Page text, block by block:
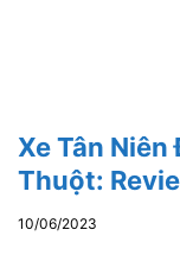
Xe Tân
Thuột:
10/06/2023